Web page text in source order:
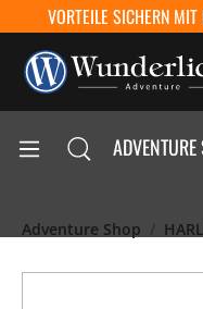
VORTEILE SICHERN
Adventure Shop